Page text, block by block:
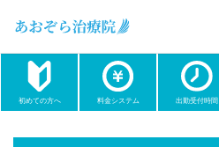
初めての方へ 料金システム 出勤受付時間